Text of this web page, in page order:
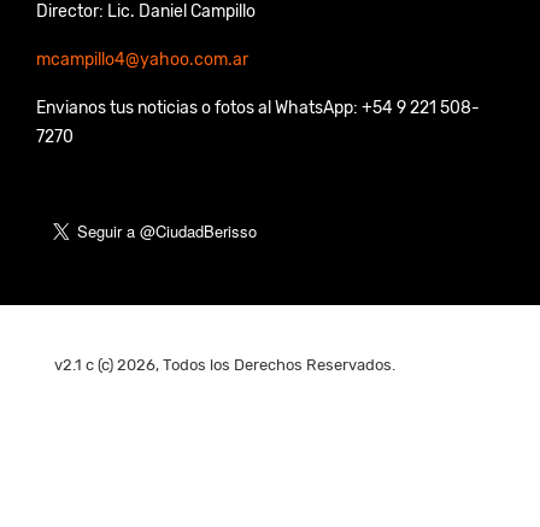
Director: Lic. Daniel Campillo
mcampillo4@yahoo.com.ar
Envianos tus noticias o fotos al WhatsApp: +54 9 221 508-
7270
v2.1 c (c) 2026, Todos los Derechos Reservados.